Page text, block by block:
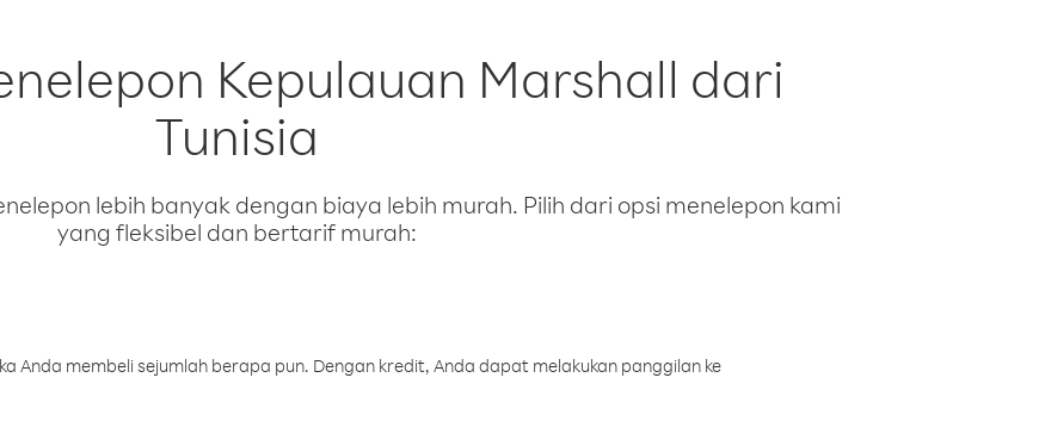
Kepulauan Marshall dari
Tunisia
lebih banyak dengan biaya lebih murah. Pilih dari opsi menelepon kami
yang fleksibel dan bertarif murah:
Anda membeli sejumlah berapa pun. Dengan kredit, Anda dapat melakukan panggilan ke